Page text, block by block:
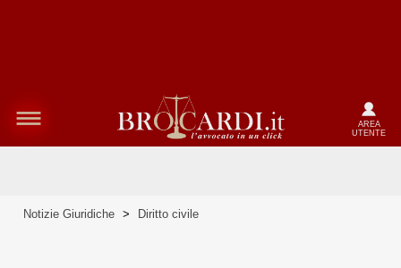
AREA
UTENTE
Notizie Giuridiche > Diritto civile